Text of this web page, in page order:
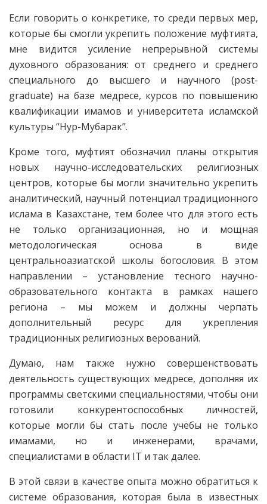
Если говорить о конкретике, то среди первых мер,
которые бы смогли укрепить положение муфтията,
мне видится усиление непрерывной системы
духовного образования: от среднего и среднего
специального до высшего и научного (post-
graduate) на базе медресе, курсов по повышению
квалификации имамов и университета исламской
культуры “Нур-Мубарак”.
Кроме того, муфтият обозначил планы открытия
новых научно-исследовательских религиозных
центров, которые бы могли значительно укрепить
аналитический, научный потенциал традиционного
ислама в Казахстане, тем более что для этого есть
не только организационная, но и мощная
методологическая основа в виде
центральноазиатской школы богословия. В этом
направлении – установление тесного научно-
образовательного контакта в рамках нашего
региона – мы можем и должны черпать
дополнительный ресурс для укрепления
традиционных религиозных верований.
Думаю, нам также нужно совершенствовать
деятельность существующих медресе, дополняя их
программы светскими специальностями, чтобы они
готовили конкурентоспособных личностей,
которые могли бы стать после учёбы не только
имамами, но и инженерами, врачами,
специалистами в области IT и так далее.
В этой связи в качестве опыта можно обратиться к
системе образования, которая была в известных